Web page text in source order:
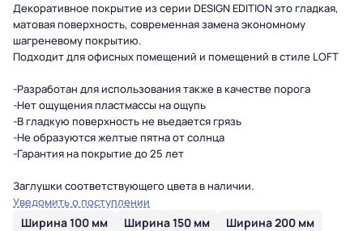
Декоративное покрытие из серии DESIGN EDITIONэто гладкая,
матовая поверхность, современная замена экономному
шагреневому покрытию.
Подходит для офисных помещений и помещений в стиле LOFT
-Разработан для использования также в качестве порога
-Нет ощущения пластмассы на ощупь
-В гладкую поверхность не въедается грязь
-Не образуются желтые пятна от солнца
-Гарантия на покрытие до 25 лет
Заглушки соответствующего цвета в наличии.
Уведомить о поступлении
Ширина 100 мм Ширина 150 мм
Ширина 200 мм